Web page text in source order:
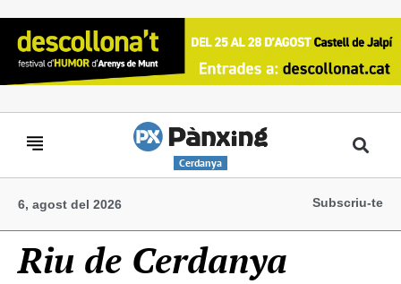
Cerdanya
6, agost del 2026 Subscriu-te
Riu de Cerdanya